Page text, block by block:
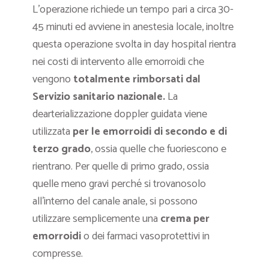
L’operazione richiede un tempo pari a circa 30-
45 minuti ed avviene in anestesia locale, inoltre
questa operazione svolta in day hospital rientra
nei costi di intervento alle emorroidi che
vengono totalmente rimborsati dal
Servizio sanitario nazionale.La
dearterializzazione doppler guidata viene
utilizzata per le emorroidi di secondo e di
terzo grado, ossia quelle che fuoriescono e
rientrano. Per quelle di primo grado, ossia
quelle meno gravi perché si trovanosolo
all’interno del canale anale, si possono
utilizzare semplicemente una crema per
emorroidio dei farmaci vasoprotettivi in
compresse.